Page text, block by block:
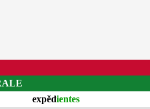
expĕdientes